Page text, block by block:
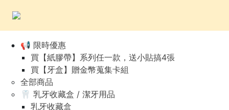
📢 限時優惠
買【紙膠帶】系列任一款，送小貼搞4張
買【牙盒】贈金幣蒐集卡組
全部商品
🦷 乳牙收藏盒 / 潔牙用品
乳牙收藏盒